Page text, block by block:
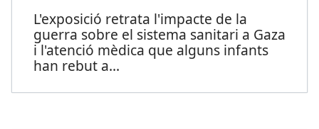
L'exposició retrata l'impacte de la
guerra sobre el sistema sanitari a Gaza
i l'atenció mèdica que alguns infants
han rebut a...